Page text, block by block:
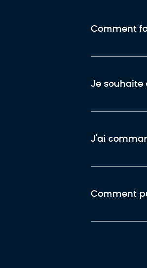
Comment
Je souhaite
J'ai
Comment